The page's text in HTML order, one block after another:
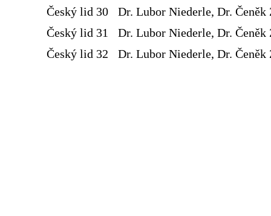
Český lid 30
Dr. Lubor Niederle, Dr. Čeněk
Český lid 31
Dr. Lubor Niederle, Dr. Čeněk
Český lid 32
Dr. Lubor Niederle, Dr. Čeněk